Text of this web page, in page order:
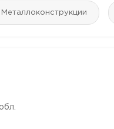
Mеталлоконструкции